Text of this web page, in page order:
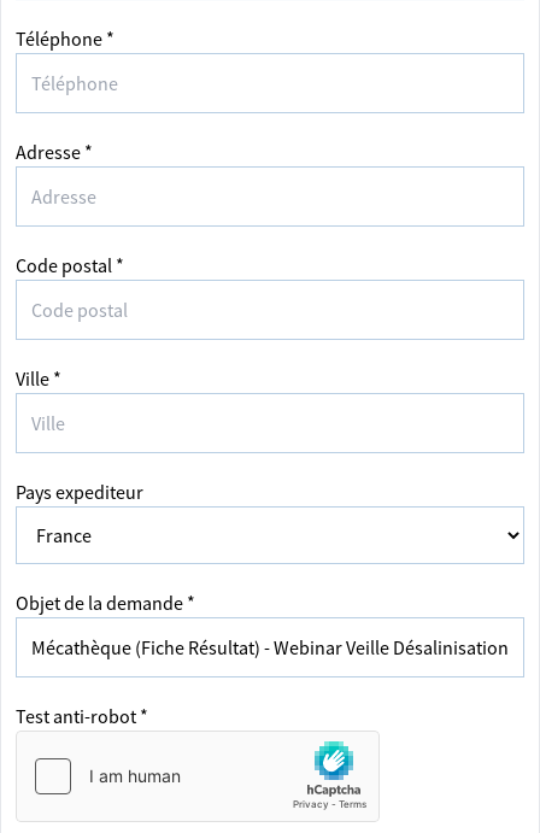
Téléphone *
Adresse *
Code postal *
Ville *
Pays expediteur
Objet de la demande *
Test anti-robot *